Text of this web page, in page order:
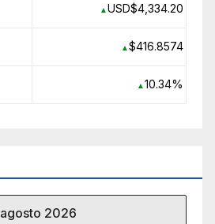
▲USD$4,334.20
▲$416.8574
▲10.34%
agosto 2026